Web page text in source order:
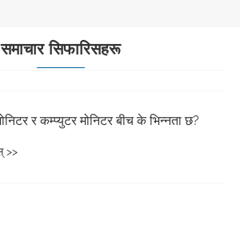
समाचार सिफारिसहरू